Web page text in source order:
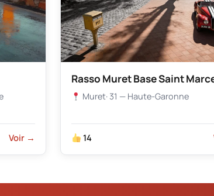
Voir →
Rasso Muret Base Saint
Muret· 31 — Haute-Garonne
14